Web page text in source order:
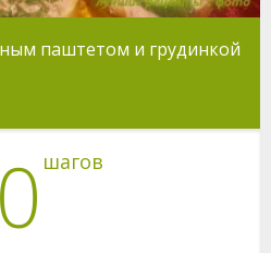
паштетом и грудинкой
шагов